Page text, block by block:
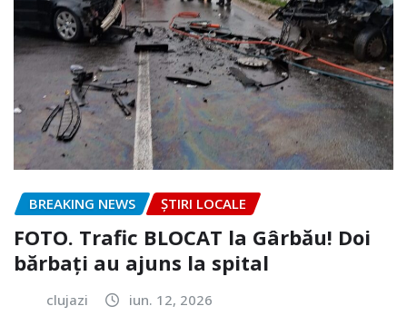
BREAKING NEWS ȘTIRI LOCALE
FOTO. Trafic BLOCAT la Gârbău! Doi
bărbați au ajuns la spital
clujazi iun. 12, 2026